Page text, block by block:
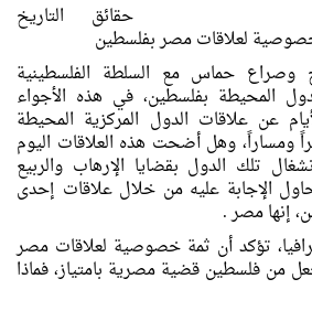
حقائق التاريخ
خصوصية لعلاقات مصر بفلسطين
وصراع حماس مع السلطة الفلسطينية
المحيطة بفلسطين، في هذه الأجواء
عن علاقات الدول المركزية المحيطة
ومساراً، وهل أضحت هذه العلاقات اليوم
تلك الدول بقضايا الإرهاب والربيع
الإجابة عليه من خلال علاقات إحدى
إنها مصر .
تؤكد أن ثمة خصوصية لعلاقات مصر
من فلسطين قضية مصرية بامتياز، فماذا